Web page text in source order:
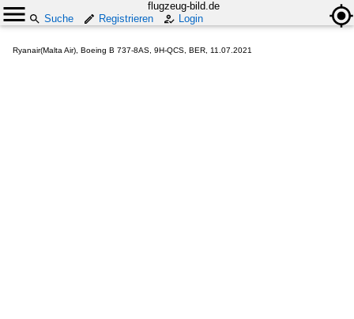
flugzeug-bild.de
Suche
Registrieren Login
Ryanair(Malta Air), Boeing B 737-8AS, 9H-QCS, BER, 11.07.2021